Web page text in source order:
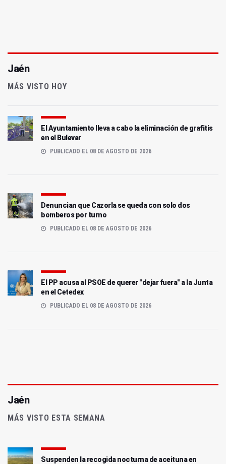
Jaén
MÁS VISTO HOY
El Ayuntamiento lleva a cabo la eliminación de grafitis
en el Bulevar
PUBLICADO EL 08 DE AGOSTO DE 2026
Denuncian que Cazorla se queda con solo dos
bomberos por turno
PUBLICADO EL 08 DE AGOSTO DE 2026
El PP acusa al PSOE de querer "dejar fuera" a la Junta
en el Cetedex
PUBLICADO EL 08 DE AGOSTO DE 2026
Jaén
MÁS VISTO ESTA SEMANA
Suspenden la recogida nocturna de aceituna en